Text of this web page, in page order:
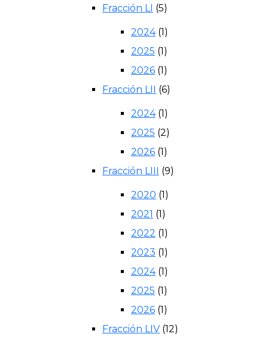
Fracción LI (5)
2024(1)
2025 (1)
2026 (1)
Fracción LII (6)
2024(1)
2025 (2)
2026 (1)
Fracción LIII (9)
2020 (1)
2021 (1)
2022 (1)
2023 (1)
2024(1)
2025 (1)
2026 (1)
Fracción LIV (12)